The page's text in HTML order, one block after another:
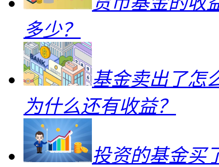
多少？
基金卖出了怎
为什么还有收益？
投资的基金买